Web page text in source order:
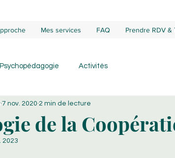
Mes services FAQ Prendre RDV &
Psychopédagogie Activités
de la
7 nov. 2020 2 min de lecture
2023